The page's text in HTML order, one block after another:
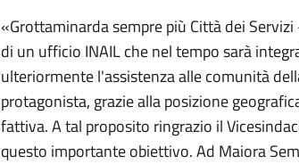
«Grottaminarda sempre più Città dei
di un ufficio INAIL che nel tempo sarà
ulteriormente l'assistenza alle comunità
protagonista, grazie alla posizione
fattiva. A tal proposito ringrazio il
questo importante obiettivo. Ad Maiora